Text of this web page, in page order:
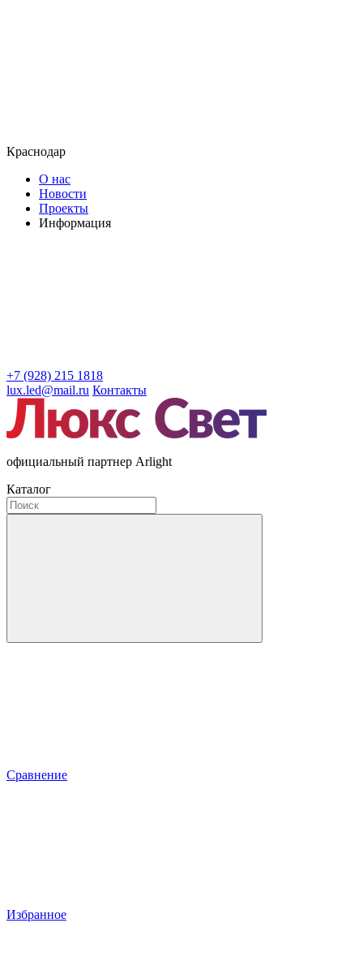
Краснодар
О нас
Новости
Проекты
Информация
+7 (928) 215 1818
lux.led@mail.ru Контакты
официальный партнер Arlight
Каталог
Сравнение
Избранное